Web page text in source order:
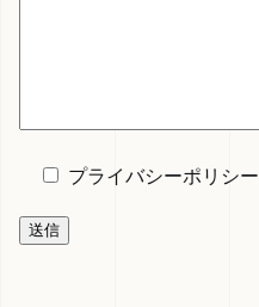
プライバシーポリシー